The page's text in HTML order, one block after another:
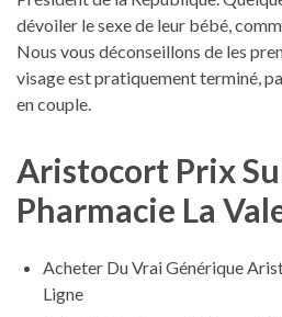
dévoiler le sexe de leur bébé,
Nous vous déconseillons de les
visage est pratiquement terminé,
en couple.
Aristocort Prix
Pharmacie La
Acheter Du Vrai Générique
Ligne